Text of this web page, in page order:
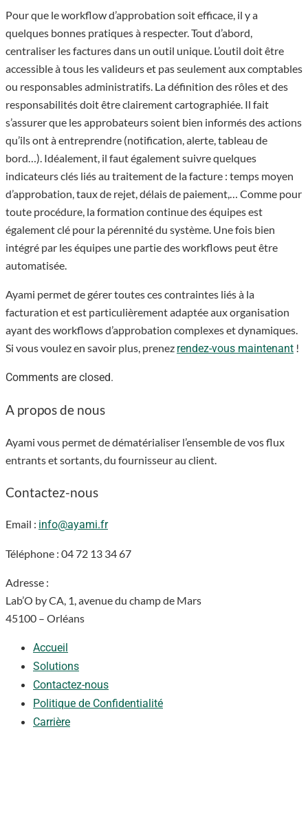
Pour que le workflow d’approbation soit efficace, il y a
quelques bonnes pratiques à respecter. Tout d’abord,
centraliser les factures dans un outil unique. L’outil doit être
accessible à tous les valideurs et pas seulement aux comptables
ou responsables administratifs. La définition des rôles et des
responsabilités doit être clairement cartographiée. Il fait
s’assurer que les approbateurs soient bien informés des actions
qu’ils ont à entreprendre (notification, alerte, tableau de
bord…). Idéalement, il faut également suivre quelques
indicateurs clés liés au traitement de la facture : temps moyen
d’approbation, taux de rejet, délais de paiement,… Comme pour
toute procédure, la formation continue des équipes est
également clé pour la pérennité du système. Une fois bien
intégré par les équipes une partie des workflows peut être
automatisée.
Ayami permet de gérer toutes ces contraintes liés à la
facturation et est particulièrement adaptée aux organisation
ayant des workflows d’approbation complexes et dynamiques.
Si vous voulez en savoir plus, prenez rendez-vous maintenant !
Comments are closed.
A propos de nous
Ayami vous permet de dématérialiser l’ensemble de vos flux
entrants et sortants, du fournisseur au client.
Contactez-nous
Email : info@ayami.fr
Téléphone : 04 72 13 34 67
Adresse :
Lab’O by CA, 1, avenue du champ de Mars
45100 – Orléans
Accueil
Solutions
Contactez-nous
Politique de Confidentialité
Carrière